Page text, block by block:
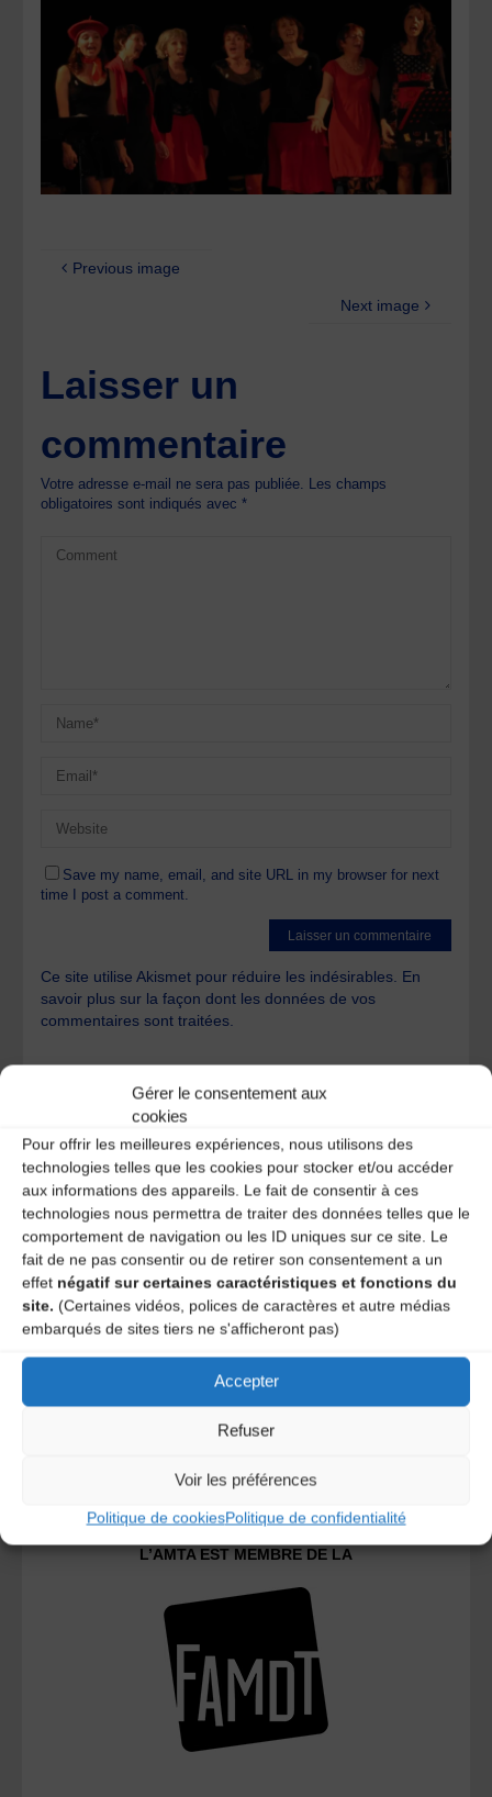
Gérer le consentement aux
cookies
Pour offrir les meilleures expériences, nous utilisons des
technologies telles que les cookies pour stocker et/ou accéder
aux informations des appareils. Le fait de consentir à ces
technologies nous permettra de traiter des données telles que le
comportement de navigation ou les ID uniques sur ce site. Le
fait de ne pas consentir ou de retirer son consentement a un
effet négatif sur certaines caractéristiques et fonctions du
site. (Certaines vidéos, polices de caractères et autre médias
embarqués de sites tiers ne s'afficheront pas)
Accepter
Refuser
Voir les préférences
Politique de cookiesPolitique de confidentialité
Previous image
Next image
Laisser un
commentaire
Votre adresse e-mail ne sera pas publiée. Les champs
obligatoires sont indiqués avec*
Save my name, email, and site URL in my browser for next
time I post a comment.
Ce site utilise Akismet pour réduire les indésirables. En
savoir plus sur la façon dont les données de vos
commentaires sont traitées
A DECOUVRIR :
Le distributeur des musiques Trad'
L’AMTA EST MEMBRE DE LA